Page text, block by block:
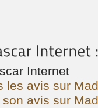
Internet
les avis sur
son avis sur